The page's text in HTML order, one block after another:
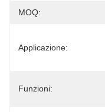
MOQ:
Applicazione:
Funzioni: